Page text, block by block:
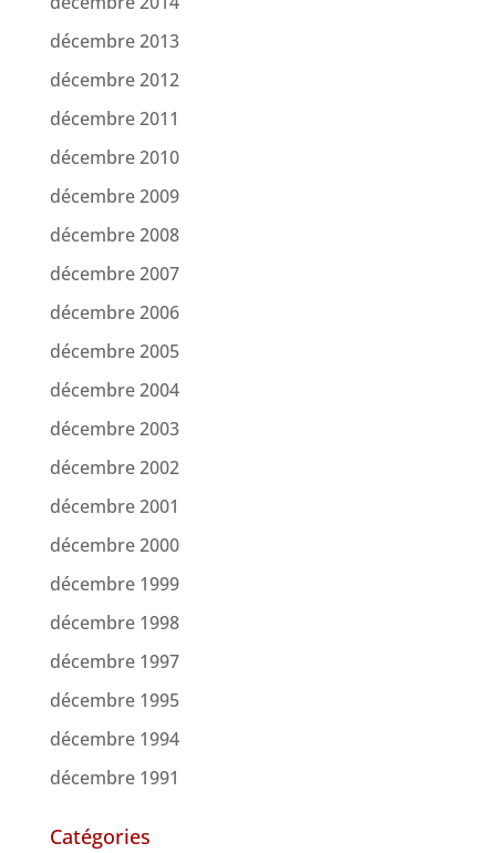
décembre 2013
décembre 2012
décembre 2011
décembre 2010
décembre 2009
décembre 2008
décembre 2007
décembre 2006
décembre 2005
décembre 2004
décembre 2003
décembre 2002
décembre 2001
décembre 2000
décembre 1999
décembre 1998
décembre 1997
décembre 1995
décembre 1994
décembre 1991
Catégories